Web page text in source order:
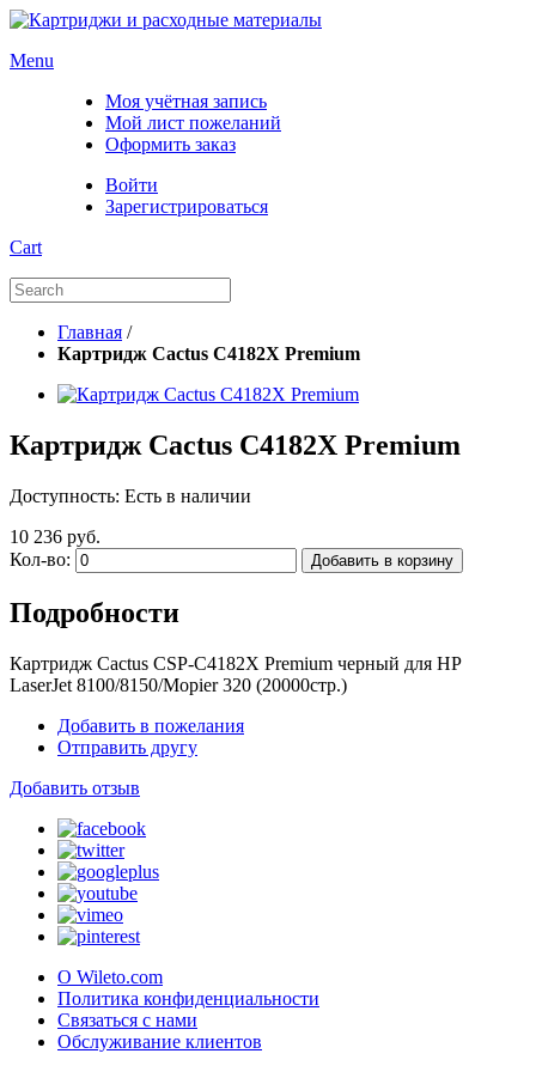
Menu
Моя учётная запись
Мой лист пожеланий
Оформить заказ
Войти
Зарегистрироваться
Cart
Главная /
Картридж Cactus C4182X Premium
Картридж Cactus C4182X Premium
Доступность: Есть в наличии
10 236 руб.
Кол-во:
Добавить в корзину
Подробности
Картридж Cactus CSP-C4182X Premium черный для HP
LaserJet 8100/8150/Mopier 320 (20000стр.)
Добавить в пожелания
Отправить другу
Добавить отзыв
О Wileto.com
Политика конфиденциальности
Связаться с нами
Обслуживание клиентов